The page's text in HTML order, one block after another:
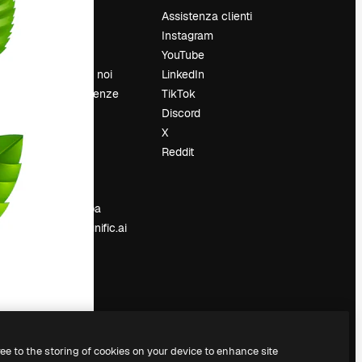
Lavora con noi
Cerca tendenze
Sala stampa
Cerchi magnific.ai
Assistenza clienti
Instagram
YouTube
LinkedIn
TikTok
Discord
X
Reddit
to the storing of cookies on your device to enhance site